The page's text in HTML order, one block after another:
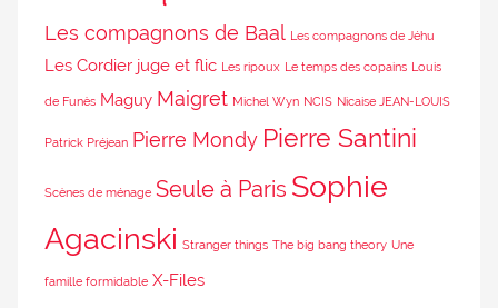
Les compagnons de Baal Les compagnons de Jéhu
Les Cordier juge et flic Les ripoux Le temps des copains Louis
de Funès Maguy Maigret Michel Wyn NCIS Nicaise JEAN-LOUIS
Patrick Préjean Pierre Mondy Pierre Santini
Scènes de ménage Seule à Paris Sophie
Agacinski Stranger things The big bang theory Une
famille formidable X-Files